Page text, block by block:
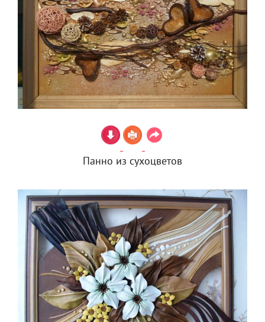
Панно из сухоцветов